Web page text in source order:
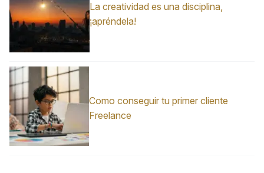
La creatividad es una disciplina,
¡apréndela!
Como conseguir tu primer cliente
Freelance